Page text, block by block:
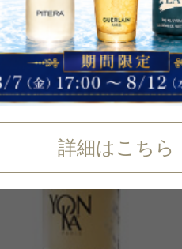
詳細はこちら
P可 再入荷